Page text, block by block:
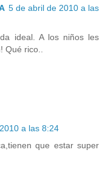
5 de abril de 2010 a las
ideal. A los niños les
rico..
a las 8:24
que estar super